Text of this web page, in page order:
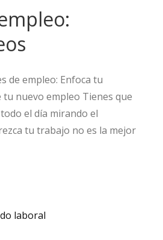
de empleo: Enfoca tu
nuevo empleo Tienes que
el día mirando el
tu trabajo no es la mejor